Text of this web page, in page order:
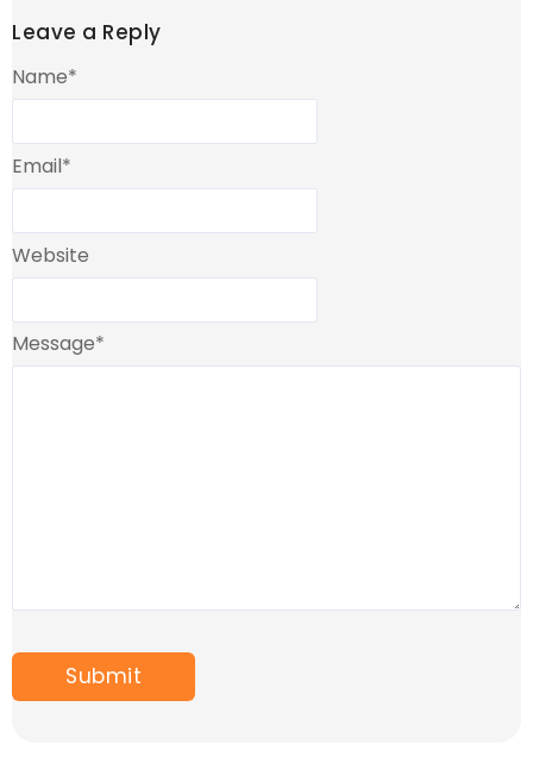
Leave a Reply
Message*
Name*
Email*
Website